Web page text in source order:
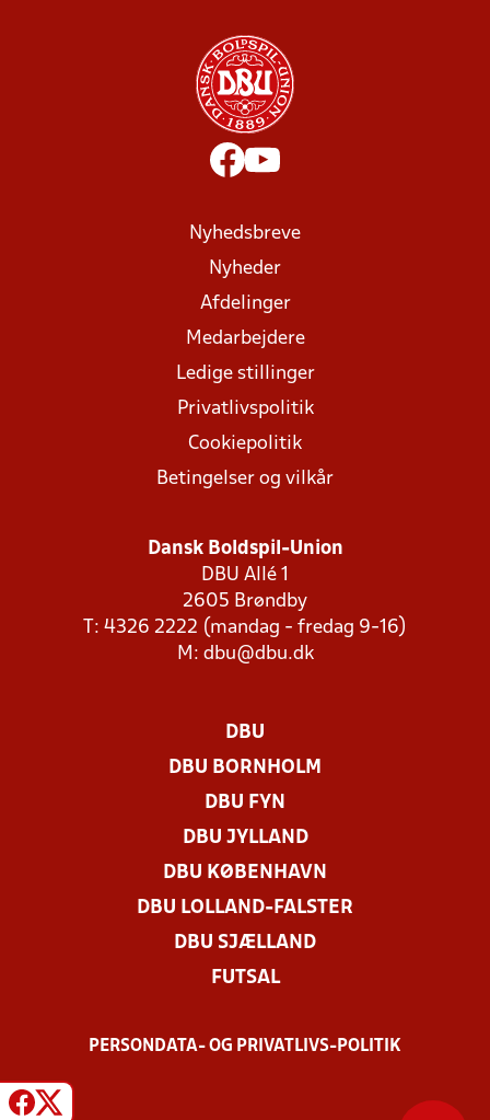
Nyhedsbreve
Nyheder
Afdelinger
Medarbejdere
Ledige stillinger
Privatlivspolitik
Cookiepolitik
Betingelser og vilkår
Dansk Boldspil-Union
DBU Allé 1
2605 Brøndby
T: 4326 2222 (mandag - fredag 9-16)
M: dbu@dbu.dk
DBU
DBU BORNHOLM
DBU FYN
DBU JYLLAND
DBU KØBENHAVN
DBU LOLLAND-FALSTER
DBU SJÆLLAND
FUTSAL
PERSONDATA- OG PRIVATLIVS-POLITIK